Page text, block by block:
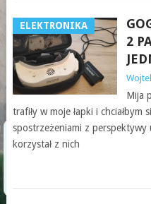
ELEKTRONIKA
2
Mija
trafiły w moje łapki i chciałbym
spostrzeżeniami z
korzystał z nich